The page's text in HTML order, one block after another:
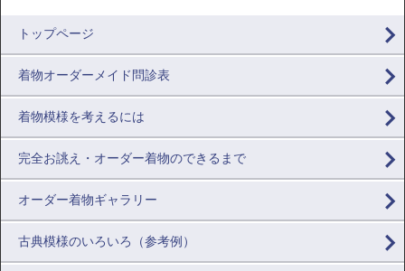
トップページ
着物オーダーメイド問診表
着物模様を考えるには
完全お誂え・オーダー着物のできるまで
オーダー着物ギャラリー
古典模様のいろいろ（参考例）